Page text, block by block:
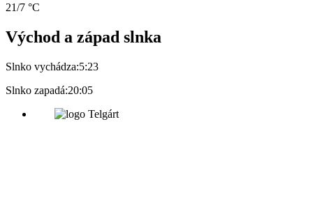
21/7 °C
Východ a západ slnka
Slnko vychádza:5:23
Slnko zapadá:20:05